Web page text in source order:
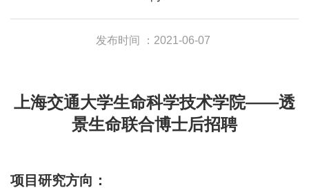
发布时间 ：2021-06-07
上海交通大学生命科学技术学院——透
景生命联合博士后招聘
项目研究方向：